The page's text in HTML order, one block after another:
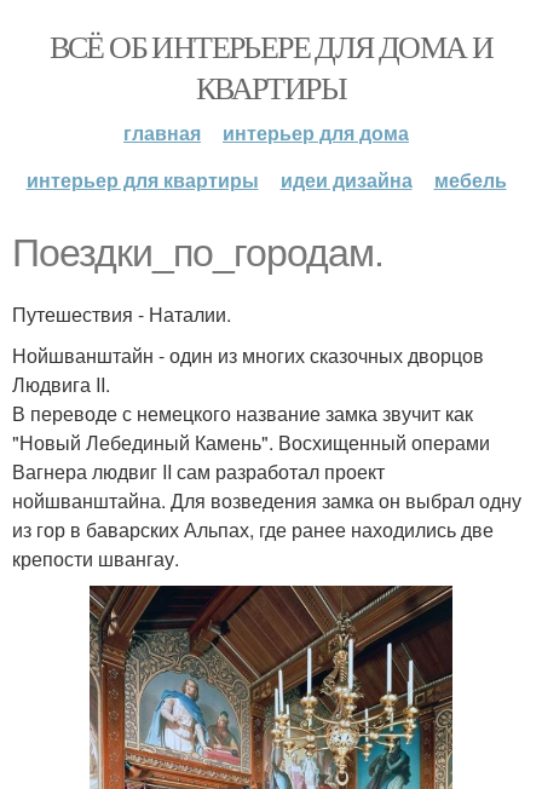
ВСЁ ОБ ИНТЕРЬЕРЕ ДЛЯ ДОМА И
КВАРТИРЫ
главная
интерьер для дома
интерьер для квартиры
идеи дизайна мебель
Поездки_по_городам.
Путешествия - Наталии.
Нойшванштайн - один из многих сказочных дворцов
Людвига II.
В переводе с немецкого название замка звучит как
"Новый Лебединый Камень". Восхищенный операми
Вагнера людвиг II сам разработал проект
нойшванштайна. Для возведения замка он выбрал одну
из гор в баварских Альпах, где ранее находились две
крепости швангау.